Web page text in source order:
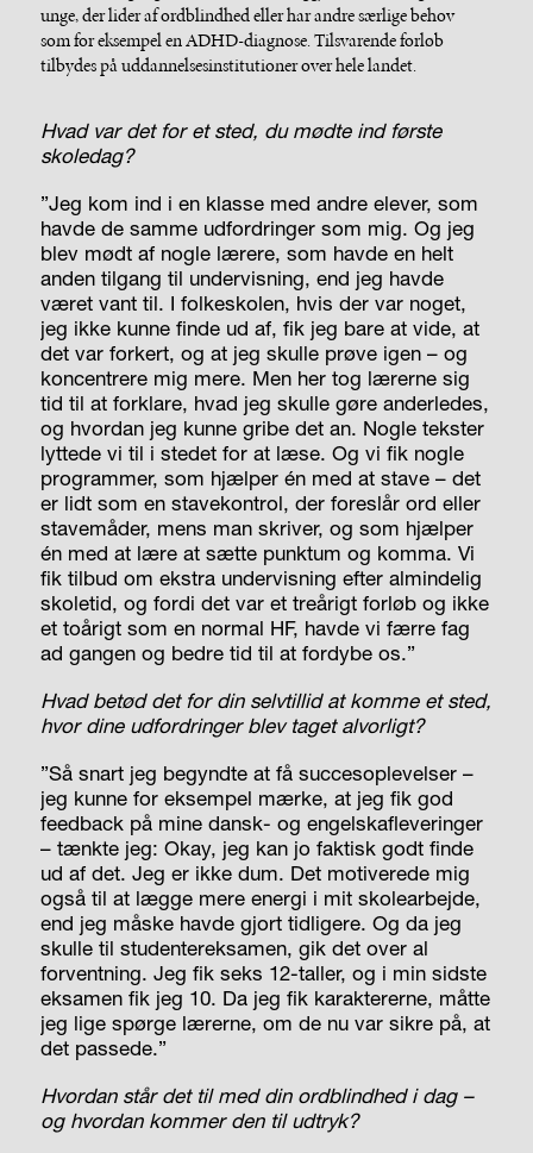
unge, der lider af ordblindhed eller har andre særlige behov
som for eksempel en ADHD-diagnose. Tilsvarende forløb
tilbydes på uddannelsesinstitutioner over hele landet.
Hvad var det for et sted, du mødte ind første
skoledag?
”Jeg kom ind i en klasse med andre elever, som
havde de samme udfordringer som mig. Og jeg
blev mødt af nogle lærere, som havde en helt
anden tilgang til undervisning, end jeg havde
været vant til. I folkeskolen, hvis der var noget,
jeg ikke kunne finde ud af, fik jeg bare at vide, at
det var forkert, og at jeg skulle prøve igen – og
koncentrere mig mere. Men her tog lærerne sig
tid til at forklare, hvad jeg skulle gøre anderledes,
og hvordan jeg kunne gribe det an. Nogle tekster
lyttede vi til i stedet for at læse. Og vi fik nogle
programmer, som hjælper én med at stave – det
er lidt som en stavekontrol, der foreslår ord eller
stavemåder, mens man skriver, og som hjælper
én med at lære at sætte punktum og komma. Vi
fik tilbud om ekstra undervisning efter almindelig
skoletid, og fordi det var et treårigt forløb og ikke
et toårigt som en normal HF, havde vi færre fag
ad gangen og bedre tid til at fordybe os.”
Hvad betød det for din selvtillid at komme et sted,
hvor dine udfordringer blev taget alvorligt?
”Så snart jeg begyndte at få succesoplevelser –
jeg kunne for eksempel mærke, at jeg fik god
feedback på mine dansk- og engelskafleveringer
– tænkte jeg: Okay, jeg kan jo faktisk godt finde
ud af det. Jeg er ikke dum. Det motiverede mig
også til at lægge mere energi i mit skolearbejde,
end jeg måske havde gjort tidligere. Og da jeg
skulle til studentereksamen, gik det over al
forventning. Jeg fik seks 12-taller, og i min sidste
eksamen fik jeg 10. Da jeg fik karaktererne, måtte
jeg lige spørge lærerne, om de nu var sikre på, at
det passede.”
Hvordan står det til med din ordblindhed i dag –
og hvordan kommer den til udtryk?